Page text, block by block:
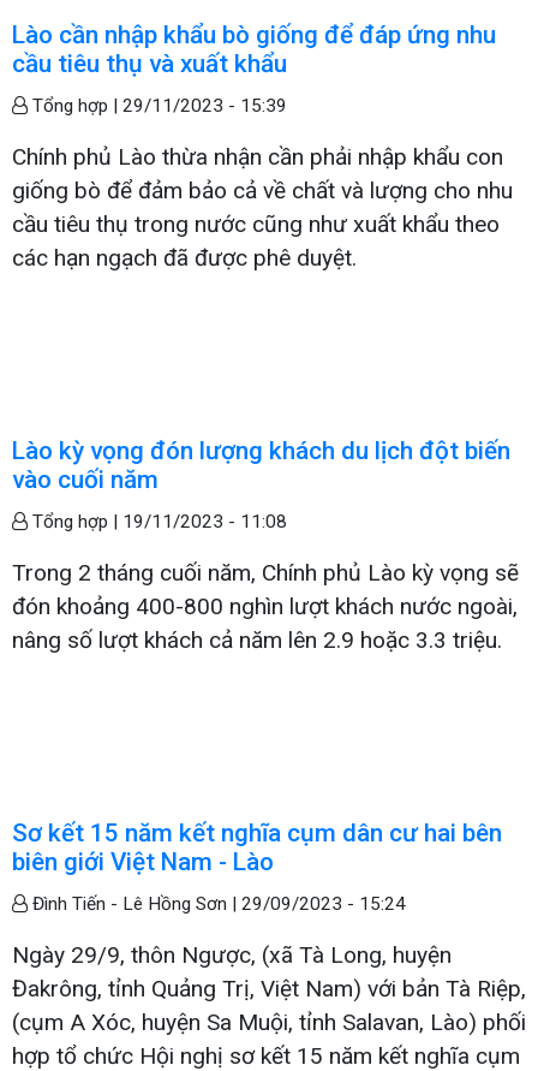
Lào cần nhập khẩu bò giống để đáp ứng nhu
cầu tiêu thụ và xuất khẩu
Tổng hợp | 29/11/2023 - 15:39
Chính phủ Lào thừa nhận cần phải nhập khẩu con
giống bò để đảm bảo cả về chất và lượng cho nhu
cầu tiêu thụ trong nước cũng như xuất khẩu theo
các hạn ngạch đã được phê duyệt.
Lào kỳ vọng đón lượng khách du lịch đột biến
vào cuối năm
Tổng hợp | 19/11/2023 - 11:08
Trong 2 tháng cuối năm, Chính phủ Lào kỳ vọng sẽ
đón khoảng 400-800 nghìn lượt khách nước ngoài,
nâng số lượt khách cả năm lên 2.9 hoặc 3.3 triệu.
Sơ kết 15 năm kết nghĩa cụm dân cư hai bên
biên giới Việt Nam - Lào
Đình Tiến - Lê Hồng Sơn | 29/09/2023 - 15:24
Ngày 29/9, thôn Ngược, (xã Tà Long, huyện
Đakrông, tỉnh Quảng Trị, Việt Nam) với bản Tà Riệp,
(cụm A Xóc, huyện Sa Muội, tỉnh Salavan, Lào) phối
hợp tổ chức Hội nghị sơ kết 15 năm kết nghĩa cụm